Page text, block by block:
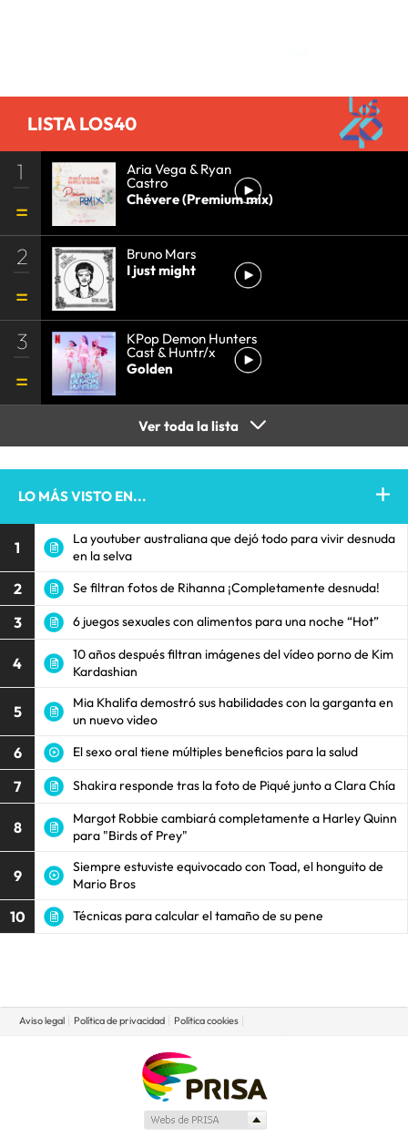
LISTA LOS40
1 Aria Vega & Ryan
Castro
Chévere (Premium mix)
2
Bruno Mars
I just might
3 KPop Demon Hunters
Cast & Huntr/x
Golden
Ver toda la lista
LO MÁS VISTO EN...
1
La youtuber australiana que dejó todo para vivir desnuda
en la selva
2 Se filtran fotos de Rihanna ¡Completamente desnuda!
3 6 juegos sexuales con alimentos para una noche “Hot”
4
10 años después filtran imágenes del vídeo porno de Kim
Kardashian
5
Mia Khalifa demostró sus habilidades con la garganta en
un nuevo video
6 El sexo oral tiene múltiples beneficios para la salud
7 Shakira responde tras la foto de Piqué junto a Clara Chía
8
Margot Robbie cambiará completamente a Harley Quinn
para "Birds of Prey"
9
Siempre estuviste equivocado con Toad, el honguito de
Mario Bros
10 Técnicas para calcular el tamaño de su pene
Aviso legal Política de privacidad Política cookies